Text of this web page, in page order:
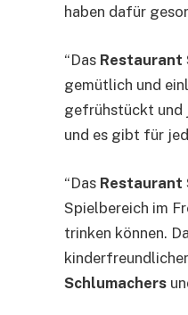
haben dafür
“Das Restaurant
gemütlich und
gefrühstückt und
und es gibt für
“Das Restaurant
Spielbereich im
trinken können.
Schlumachers